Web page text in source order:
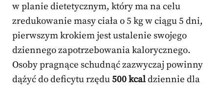
w planie dietetycznym, który ma na celu
zredukowanie masy ciała o 5 kg w ciągu 5 dni,
pierwszym krokiem jest ustalenie swojego
dziennego zapotrzebowania kalorycznego.
Osoby pragnące schudnąć zazwyczaj powinny
dążyć do deficytu rzędu500 kcaldziennie dla